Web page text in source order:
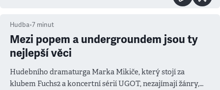
Hudba•7 minut
Mezi popem a undergroundem jsou ty
nejlepší věci
Hudebního dramaturga Marka Mikiče, který stojí za
klubem Fuchs2 a koncertní sérií UGOT, nezajímají žánry,